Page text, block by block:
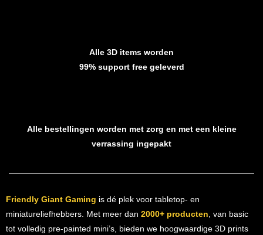
Alle 3D items worden
99% support free geleverd
Alle bestellingen worden met zorg en met een kleine
verrassing ingepakt
Friendly Giant Gaming is dé plek voor tabletop- en
miniatureliefhebbers. Met meer dan 2000+ producten, van basic
tot volledig pre-painted mini’s, bieden we hoogwaardige 3D prints